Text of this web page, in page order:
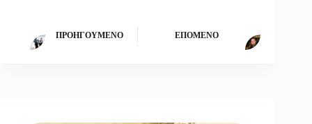
ΠΡΟΗΓΟΎΜΕΝΟ ΕΠΌΜΕΝΟ